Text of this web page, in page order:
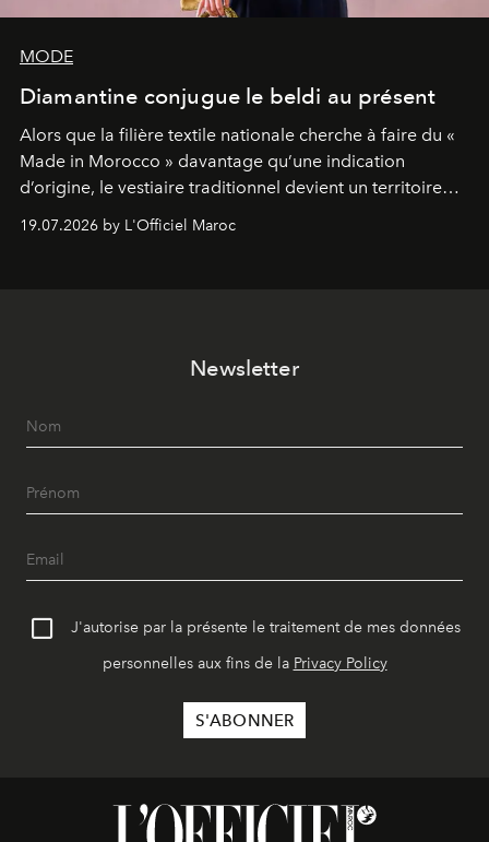
MODE
Diamantine conjugue le beldi au présent
Alors que la filière textile nationale cherche à faire du «
Made in Morocco » davantage qu’une indication
d’origine, le vestiaire traditionnel devient un territoire
d’expérimentation. Avec Néo Beldi, Diamantine en
révise les proportions et les usages pour l’inscrire dans
19.07.2026 by L'Officiel Maroc
Newsletter
J'autorise par la présente le traitement de mes données
personnelles aux fins de la Privacy Policy